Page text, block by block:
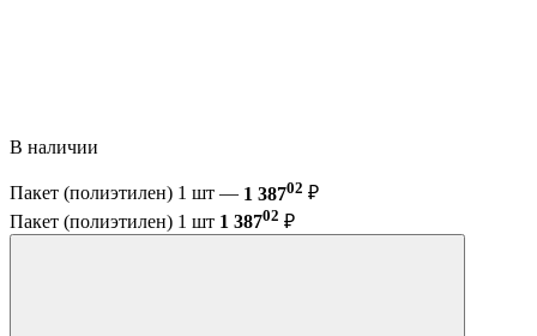
В наличии
Пакет (полиэтилен) 1 шт — 1 38702 ₽
Пакет (полиэтилен) 1 шт 1 38702 ₽